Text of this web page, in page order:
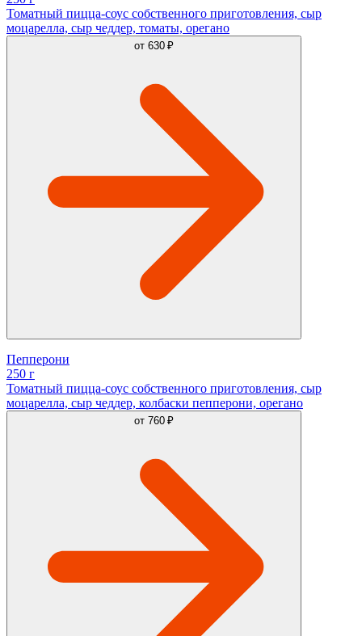
Томатный пицца-соус собственного приготовления, сыр
моцарелла, сыр чеддер, томаты, орегано
от 630 ₽
Пепперони
250 г
Томатный пицца-соус собственного приготовления, сыр
моцарелла, сыр чеддер, колбаски пепперони, орегано
от 760 ₽